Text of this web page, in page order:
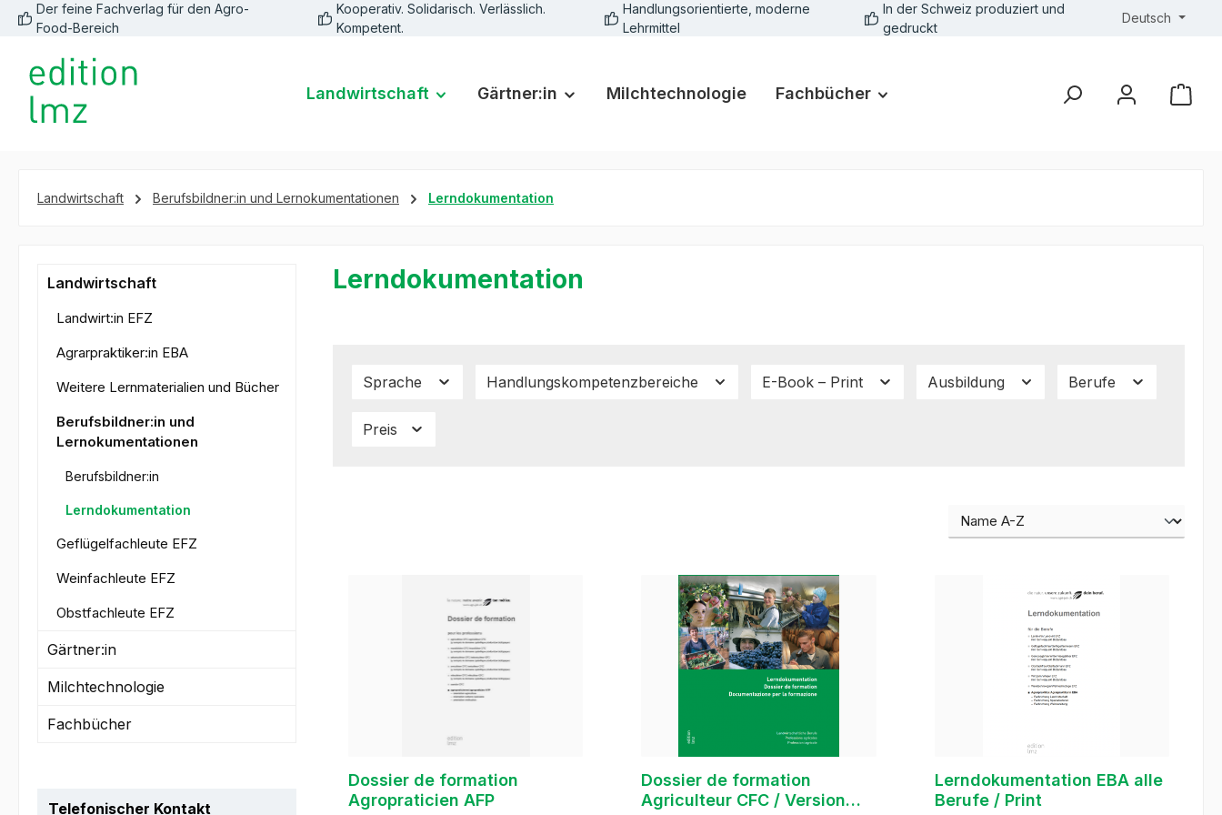
Zur Hauptnavigation springen
Der feine Fachverlag für den Agro-
Food-Bereich
Kooperativ. Solidarisch. Verlässlich.
Kompetent.
Handlungsorientierte, moderne
Lehrmittel
In der Schweiz produziert und
gedruckt
Deutsch
Landwirtschaft Gärtner:in Milchtechnologie Fachbücher
Landwirtschaft Berufsbildner:in und Lernokumentationen Lerndokumentation
Landwirtschaft
Landwirt:in EFZ
Agrarpraktiker:in EBA
Weitere Lernmaterialien und Bücher
Berufsbildner:in und
Lernokumentationen
Berufsbildner:in
Lerndokumentation
Geflügelfachleute EFZ
Weinfachleute EFZ
Obstfachleute EFZ
Gärtner:in
Milchtechnologie
Fachbücher
Telefonischer Kontakt
Lerndokumentation
Sprache Handlungskompetenzbereiche E-Book – Print Ausbildung Berufe
Preis
Dossier de formation
Agropraticien AFP
Dossier de formation
Agriculteur CFC / Version
Lerndokumentation EBA alle
Berufe / Print